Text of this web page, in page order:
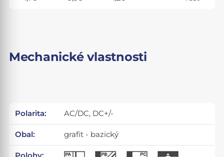
Mechanické vlastnosti
Polarita: AC/DC, DC+/-
Obal: grafit - bazický